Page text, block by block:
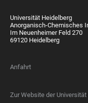
Universität Heidelberg
Anorganisch-Chemisches
Im Neuenheimer Feld 270
69120 Heidelberg
Anfahrt
Zur Website der